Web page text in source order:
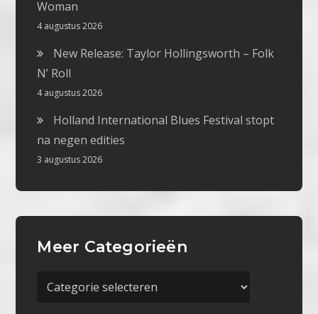
Woman
4 augustus 2026
New Release: Taylor Hollingsworth – Folk
N’ Roll
4 augustus 2026
Holland International Blues Festival stopt
na negen edities
3 augustus 2026
Meer Categorieën
Meer